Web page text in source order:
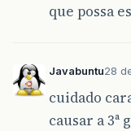
que possa
Javabuntu28
cuidado
causar a